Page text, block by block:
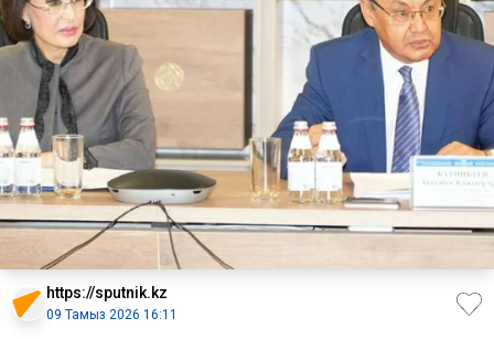
https://sputnik.kz
09 Тамыз 2026 16:11